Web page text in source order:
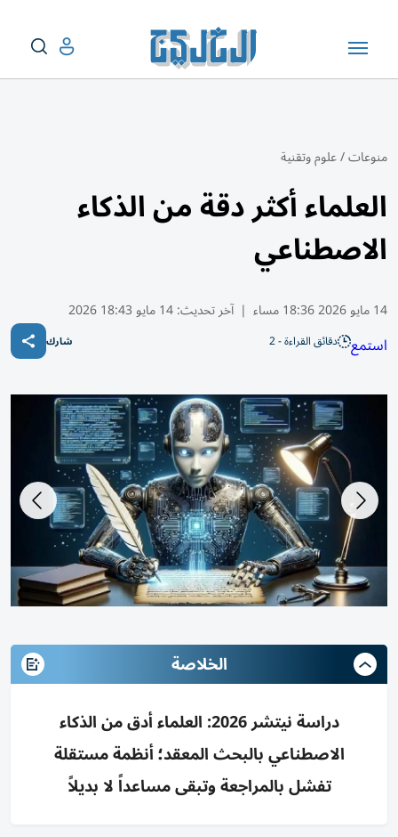
منوعات/علوم وتقنية
العلماء أكثر دقة من الذكاء
الاصطناعي
14 مايو 2026 18:36 مساء | آخر تحديث:14 مايو 18:43 2026
استمع دقائق القراءة - 2 شارك
الخلاصة
دراسة نيتشر 2026: العلماء أدق من الذكاء
الاصطناعي بالبحث المعقد؛ أنظمة مستقلة
تفشل بالمراجعة وتبقى مساعداً لا بديلاً